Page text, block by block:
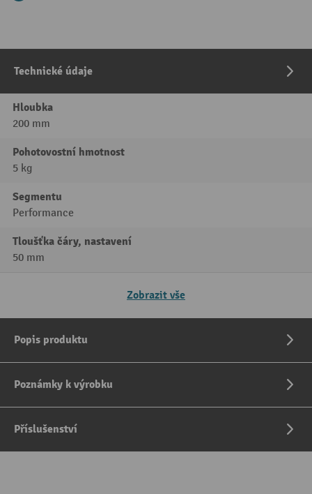
Technické údaje
Hloubka
200 mm
Pohotovostní hmotnost
5 kg
Segmentu
Performance
Tloušťka čáry, nastavení
50 mm
Zobrazit vše
Popis produktu
Poznámky k výrobku
Příslušenství